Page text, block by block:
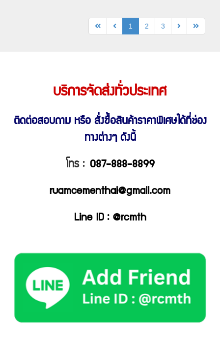
1 2 3
บริการจัดส่งทั่วประเทศ
ติดต่อสอบถาม หรือ สั่งซื้อสินค้าราคาพิเศษได้ที่ช่อง
ทางต่างๆ ดังนี้
โทร : 087-888-8899
ruamcementhai@gmail.com
Line ID : @rcmth